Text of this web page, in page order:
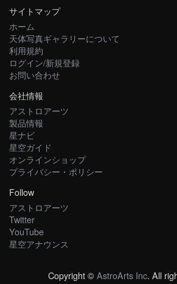
サイトマップ
ホーム
天体写真ギャラリーについて
利用規約
ログイン/新規登録
お問い合わせ
会社情報
アストロアーツ
製品情報
星ナビ
星空ガイド
オンラインショップ
プライバシー・ポリシー
Follow
アストロアーツ
Twitter
YouTube
星空アナウンス
Copyright ©AstroArts Inc. All